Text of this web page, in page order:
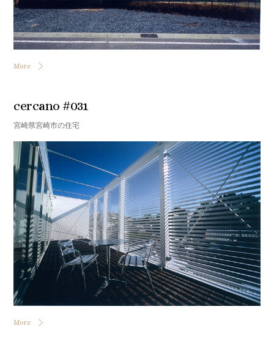
More
cercano #031
宮崎県宮崎市の住宅
More